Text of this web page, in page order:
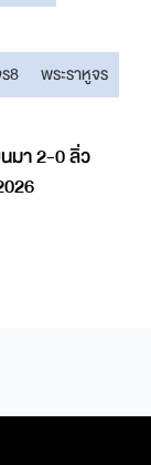
8 พระราหูจร
มา 2-0 ลิ่ว